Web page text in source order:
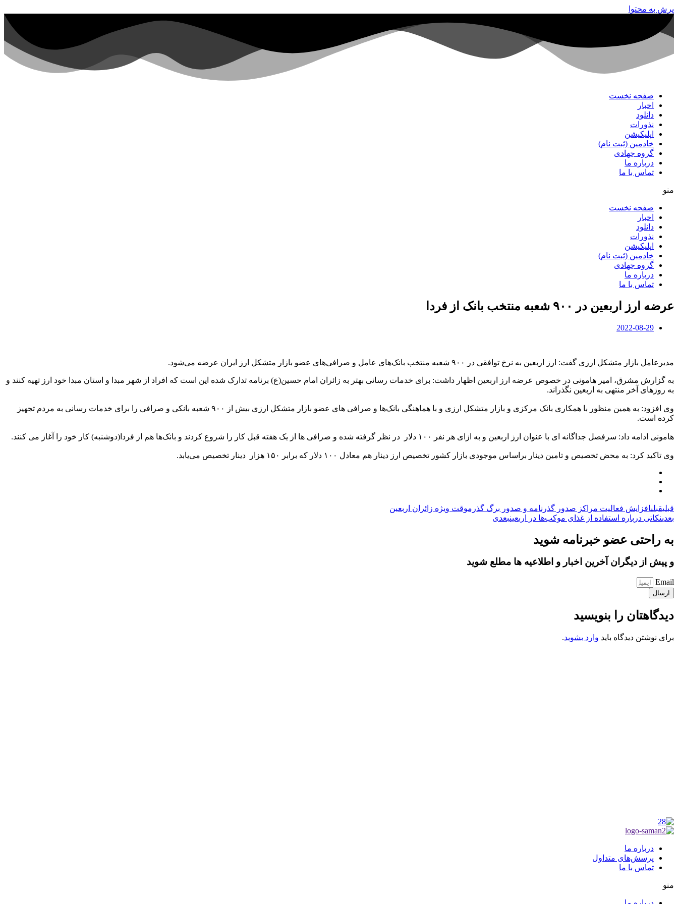
پرش به محتوا
صفحه نخست
اخبار
دانلود
نذورات
اپلیکیشن
خادمین (ثبت نام)
گروه جهادی
درباره ما
تماس با ما
منو
صفحه نخست
اخبار
دانلود
نذورات
اپلیکیشن
خادمین (ثبت نام)
گروه جهادی
درباره ما
تماس با ما
عرضه ارز اربعین در ۹۰۰ شعبه منتخب بانک از فردا
2022-08-29
مدیرعامل بازار متشکل ارزی گفت: ارز اربعین به نرخ توافقی در ۹۰۰ شعبه منتخب بانک‌های عامل و صرافی‌های عضو بازار متشکل ارز ایران عرضه می‌شود.
به گزارش مشرق، امیر هامونی در خصوص عرضه ارز اربعین اظهار داشت: برای خدمات رسانی بهتر به زائران امام حسین(ع) برنامه‌ تدارک شده این است که افراد از شهر مبدا و استان مبدا خود ارز تهیه کنند و
به روزهای آخر منتهی به اربعین نگذراند.
وی افزود: به همین منظور با همکاری بانک مرکزی و بازار متشکل ارزی و با هماهنگی بانک‌ها و صرافی های عضو بازار متشکل ارزی بیش از ۹۰۰ شعبه بانکی و صرافی را برای خدمات رسانی به مردم تجهیز
کرده است.
هامونی ادامه داد: سرفصل جداگانه ای با عنوان ارز اربعین و به ازای هر نفر ۱۰۰ دلار در نظر گرفته شده و صرافی ها از یک هفته قبل کار را شروع کردند و بانک‌ها هم از فردا(دوشنبه) کار خود را آغاز می کنند.
وی تاکید کرد: به محض تخصیص و تامین دینار براساس موجودی بازار کشور تخصیص ارز دینار هم معادل ۱۰۰ دلار که برابر ۱۵۰ هزار دینار تخصیص می‌یابد.
قبلیقبلیافزایش فعالیت مراکز صدور گذرنامه و صدور برگ گذرموقت ویژه زائران اربعین
بعدینکاتی درباره استفاده از غذای موکب‌ها در اربعینبعدی
به راحتی عضو خبرنامه شوید
و پیش از دیگران آخرین اخبار و اطلاعیه ها مطلع شوید
Email
ارسال
دیدگاهتان را بنویسید
برای نوشتن دیدگاه باید وارد بشوید.
درباره ما
پرسش‌های متداول
تماس با ما
منو